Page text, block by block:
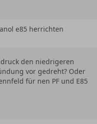
e85 herrichten
den niedrigeren
vor gedreht? Oder
für nen PF und E85